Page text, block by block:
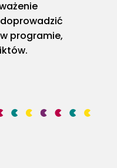
programie,